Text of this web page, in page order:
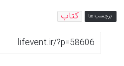
برچسب ها کتاب